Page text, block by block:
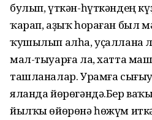
булып, үткән-һүткәндең
ҡарап, аҙыҡ һораған был
ҡушылып алһа, уҫаллана
мал-тыуарға ла, хатта
ташланалар. Урамға
яланда йөрөгәндә.Бер
йылҡы өйөрөнә һөжүм